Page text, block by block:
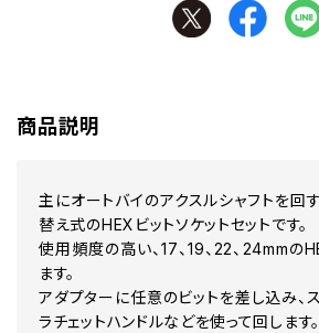
商品説明
主にオートバイのアクスルシャフトを回
替え式のHEXビットソケットセットです。
使用頻度の高い、17、19、22、24mmの
ます。
アダプターに任意のビットを差し込み、
ラチェットハンドルなどを使って回します。